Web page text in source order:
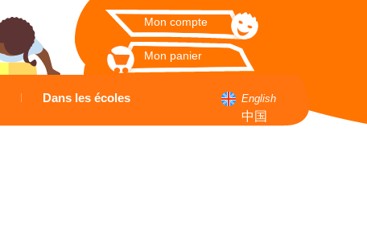
Mon compte
Mon panier
Dans les écoles English
中国